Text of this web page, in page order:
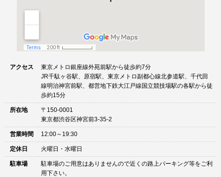
アクセス
東京メトロ銀座線外苑前駅から徒歩約7分
JR千駄ヶ谷駅、原宿駅、東京メトロ副都心線北参道駅、千代田
線明治神宮前駅、都営地下鉄大江戸線国立競技場駅の各駅から徒
歩約15分
所在地
〒150-0001
東京都渋谷区神宮前3-35-2
営業時間 12:00～19:30
定休日 火曜日・水曜日
駐車場
駐車場のご用意はありませんので近くの路上パーキング等をご利
用下さい。